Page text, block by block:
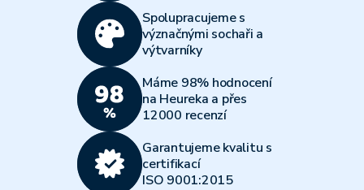
Spolupracujeme s
význačnými sochaři a
výtvarníky
Máme 98% hodnocení
na Heureka a přes
12000 recenzí
Garantujeme kvalitu s
certifikací
ISO 9001:2015